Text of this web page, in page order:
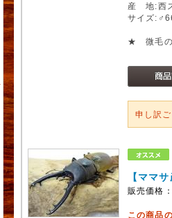
産 地:西
サイズ
★ 微毛の
申し訳
【ママ
販売価格
この商品